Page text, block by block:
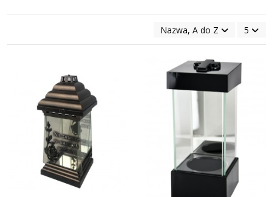
Nazwa, A do Z 5